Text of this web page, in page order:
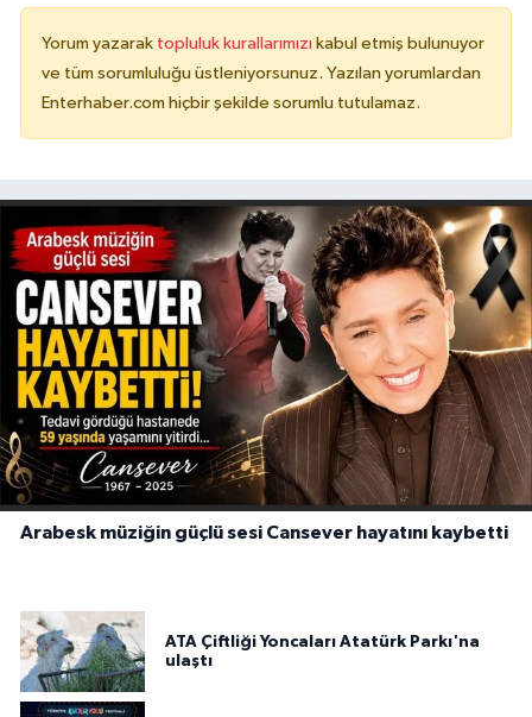
Yorum yazarak topluluk kurallarımızı kabul etmiş bulunuyor
ve tüm sorumluluğu üstleniyorsunuz. Yazılan yorumlardan
Enterhaber.com hiçbir şekilde sorumlu tutulamaz.
Arabesk müziğin güçlü sesi Cansever hayatını kaybetti
ATA Çiftliği Yoncaları Atatürk Parkı'na
ulaştı